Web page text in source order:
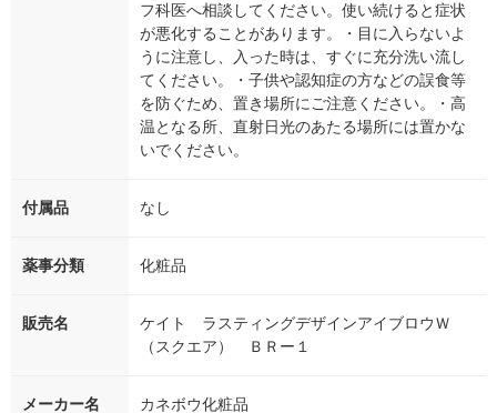
フ科医へ相談してください。使い続けると症状
が悪化することがあります。・目に入らないよ
うに注意し、入った時は、すぐに充分洗い流し
てください。・子供や認知症の方などの誤食等
を防ぐため、置き場所にご注意ください。・高
温となる所、直射日光のあたる場所には置かな
いでください。
付属品 なし
薬事分類 化粧品
販売名
ケイト ラスティングデザインアイブロウＷ
（スクエア） ＢＲー１
メーカー名 カネボウ化粧品